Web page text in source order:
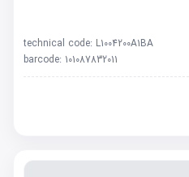
technical code: L1004200A1BA
barcode: 101087832011